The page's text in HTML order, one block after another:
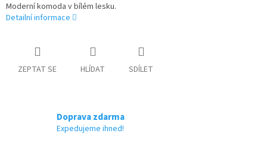
Moderní komoda v bílém lesku.
Detailní informace
ZEPTAT SE HLÍDAT SDÍLET
Doprava zdarma
Expedujeme ihned!